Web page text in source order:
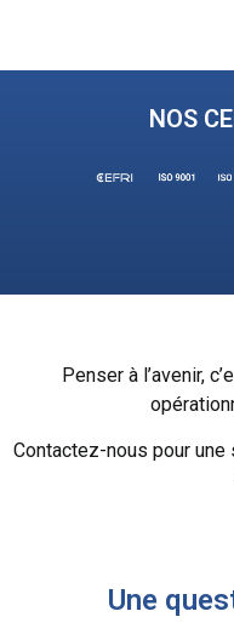
NOS
Penser à l’avenir,
Contactez-nous pour
Une